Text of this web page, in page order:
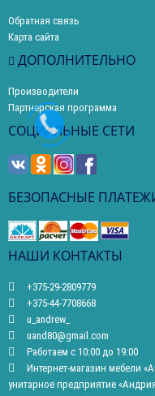
Обратная связь
Карта сайта
ДОПОЛНИТЕЛЬНО
Производители
Партнерская программа
СОЦИАЛЬНЫЕ СЕТИ
БЕЗОПАСНЫЕ
НАШИ КОНТАКТЫ
+375-29-2809779
+375-44-7708668
u_andrew_
uand80@gmail.com
Работаем с 10:00 до 19:00
Интернет-магазин мебели
унитарное предприятие